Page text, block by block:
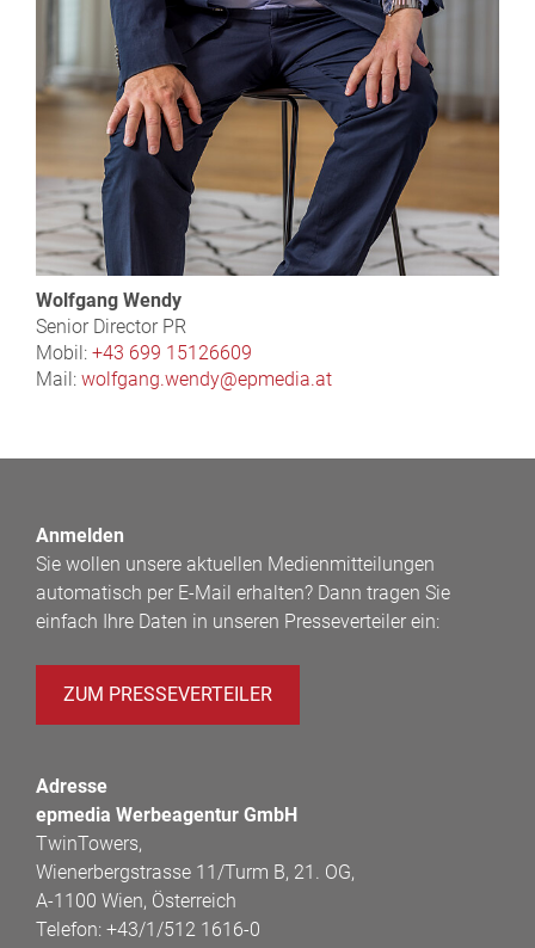
Wolfgang Wendy
Senior Director PR
Mobil: +43 699 15126609
Mail: wolfgang.wendy@epmedia.at
Anmelden
Sie wollen unsere aktuellen Medienmitteilungen
automatisch per E-Mail erhalten? Dann tragen Sie
einfach Ihre Daten in unseren Presseverteiler ein:
ZUM PRESSEVERTEILER
Adresse
epmedia Werbeagentur GmbH
TwinTowers,
Wienerbergstrasse 11/Turm B, 21. OG,
A-1100 Wien, Österreich
Telefon: +43/1/512 1616-0